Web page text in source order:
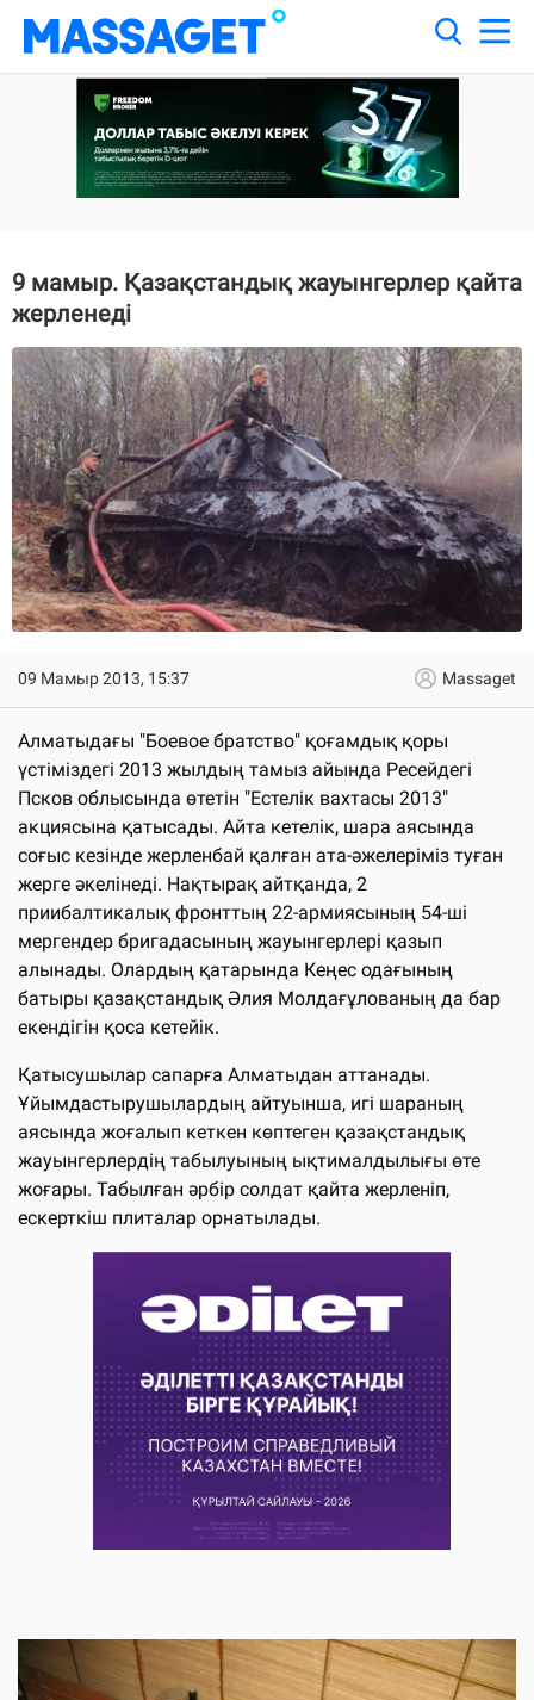
9 мамыр. Қазақстандық жауынгерлер қайта
жерленеді
09 Мамыр 2013, 15:37 Massaget
Алматыдағы "Боевое братство" қоғамдық қоры
үстіміздегі 2013 жылдың тамыз айында Ресейдегі
Псков облысында өтетін "Естелік вахтасы 2013"
акциясына қатысады. Айта кетелік, шара аясында
соғыс кезінде жерленбай қалған ата-әжелеріміз туған
жерге әкелінеді. Нақтырақ айтқанда, 2
приибалтикалық фронттың 22-армиясының 54-ші
мергендер бригадасының жауынгерлері қазып
алынады. Олардың қатарында Кеңес одағының
батыры қазақстандық Әлия Молдағұлованың да бар
екендігін қоса кетейік.
Қатысушылар сапарға Алматыдан аттанады.
Ұйымдастырушылардың айтуынша, игі шараның
аясында жоғалып кеткен көптеген қазақстандық
жауынгерлердің табылуының ықтималдылығы өте
жоғары. Табылған әрбір солдат қайта жерленіп,
ескерткіш плиталар орнатылады.